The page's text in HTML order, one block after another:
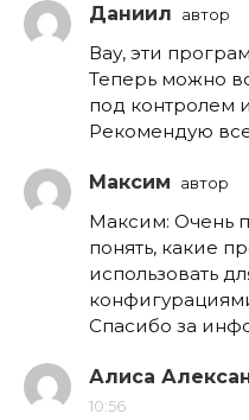
Даниил автор
Вау, эти
Теперь можно
под контролем
Рекомендую
Максим автор
Максим: Очень
понять, какие
использовать
Спасибо за
Алиса
10:56